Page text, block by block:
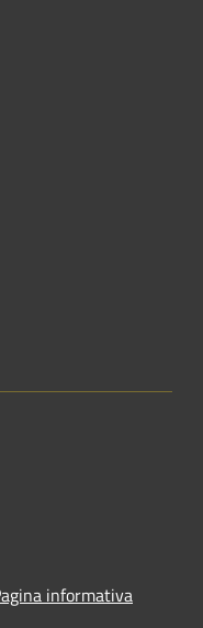
informativa